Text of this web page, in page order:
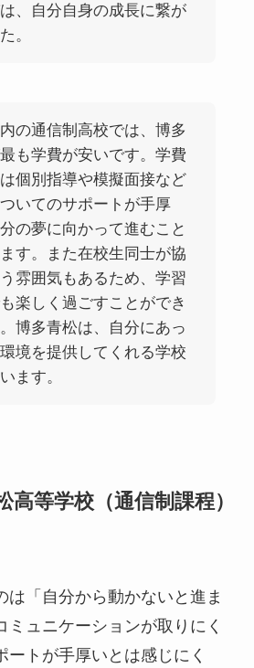
、自分自身の成長に繋が
。
の通信制高校では、博多
も学費が安いです。学費
個別指導や模擬面接など
いてのサポートが手厚
の夢に向かって進むこと
す。また在校生同士が協
雰囲気もあるため、学習
楽しく過ごすことができ
博多青松は、自分にあっ
境を提供してくれる学校
ます。
高等学校（通信制課程）
は「自分から動かないと進ま
ミュニケーションが取りにく
ートが手厚いとは感じにく